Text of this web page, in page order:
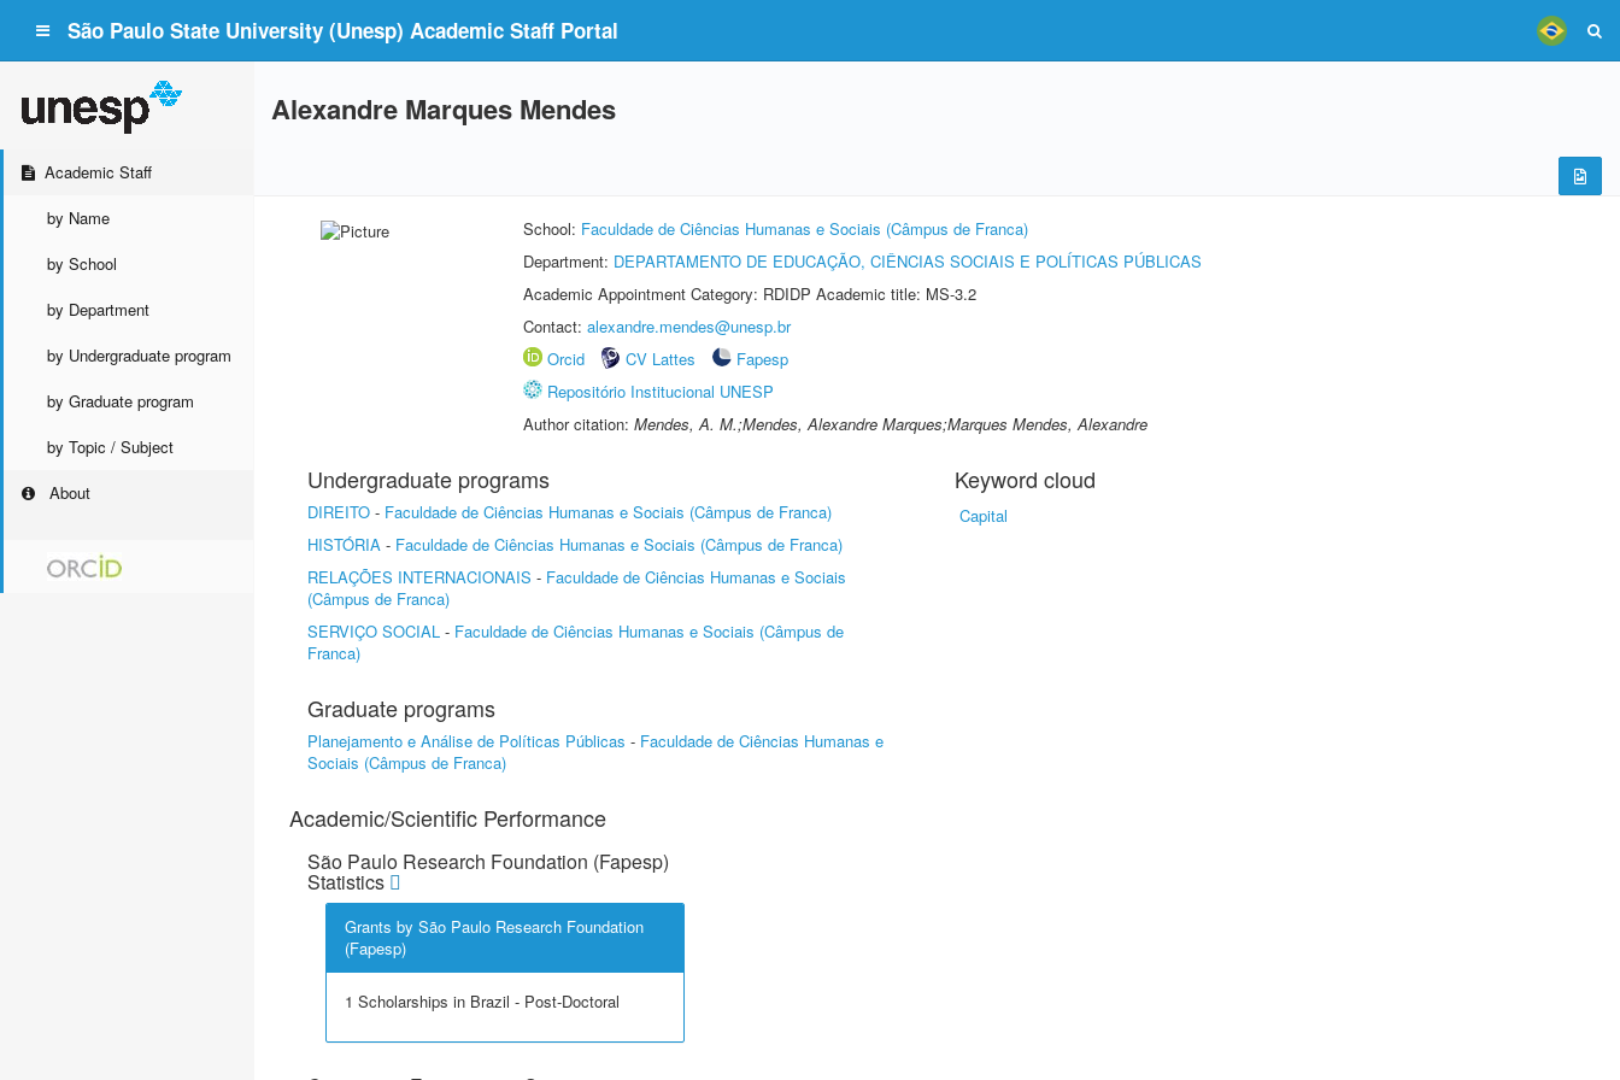
São Paulo State University (Unesp) Academic Staff Portal
Academic Staff
by Name
by School
by Department
by Undergraduate program
by Graduate program
by Topic / Subject
About
Alexandre Marques Mendes
School: Faculdade de Ciências Humanas e Sociais (Câmpus de Franca)
Department: DEPARTAMENTO DE EDUCAÇÃO, CIÊNCIAS SOCIAIS E POLÍTICAS PÚBLICAS
Academic Appointment Category: RDIDP Academic title: MS-3.2
Contact: alexandre.mendes@unesp.br
Orcid
CV Lattes
Fapesp
Repositório Institucional UNESP
Author citation: Mendes, A. M.;Mendes, Alexandre Marques;Marques Mendes, Alexandre
Undergraduate programs
DIREITO - Faculdade de Ciências Humanas e Sociais (Câmpus de Franca)
HISTÓRIA - Faculdade de Ciências Humanas e Sociais (Câmpus de Franca)
RELAÇÕES INTERNACIONAIS - Faculdade de Ciências Humanas e Sociais
(Câmpus de Franca)
SERVIÇO SOCIAL - Faculdade de Ciências Humanas e Sociais (Câmpus de
Franca)
Graduate programs
Planejamento e Análise de Políticas Públicas - Faculdade de Ciências Humanas e
Sociais (Câmpus de Franca)
Keyword cloud
Capital
Academic/Scientific Performance
São Paulo Research Foundation (Fapesp)
Statistics
Grants by São Paulo Research Foundation
(Fapesp)
1 Scholarships in Brazil - Post-Doctoral